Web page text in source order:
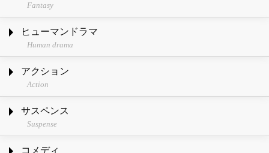
Fantasy
ヒューマンドラマ
Human drama
アクション
Action
サスペンス
Suspense
コメディ